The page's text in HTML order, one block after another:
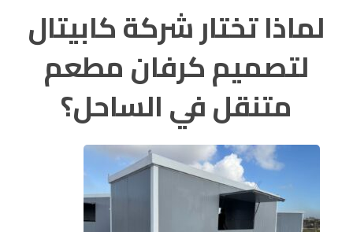
لماذا تختار شركة كابيتال
لتصميم كرفان مطعم
متنقل في الساحل؟